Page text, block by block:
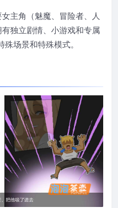
主角（魅魔、冒险者、人
独立剧情、小游戏和专属
场景和特殊模式。